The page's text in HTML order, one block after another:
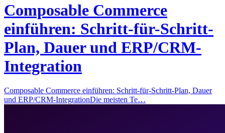
Composable Commerce
einführen: Schritt-für-Schritt-
Plan, Dauer und ERP/CRM-
Integration
Composable Commerce einführen: Schritt-für-Schritt-Plan, Dauer
und ERP/CRM-IntegrationDie meisten Te…